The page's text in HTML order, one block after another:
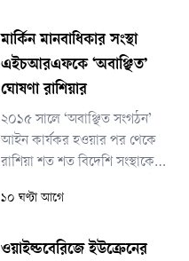
মার্কিন মানবাধিকার সংস্থা
এইচআরএফকে ‘অবাঞ্ছিত’
ঘোষণা রাশিয়ার
২০১৫ সালে ‘অবাঞ্ছিত সংগঠন’
আইন কার্যকর হওয়ার পর থেকে
রাশিয়া শত শত বিদেশি সংস্থাকে
তালিকায় রয়েছে অ্যামনেস্টি
ওয়াচ, বিভিন্ন স্বাধীন সংবাদমাধ্যম
১০ ঘণ্টা আগে
ওয়াইল্ডবেরিজে ইউক্রেনের